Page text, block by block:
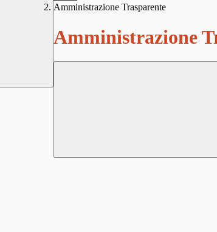
Amministrazione Trasparente
Amministrazione